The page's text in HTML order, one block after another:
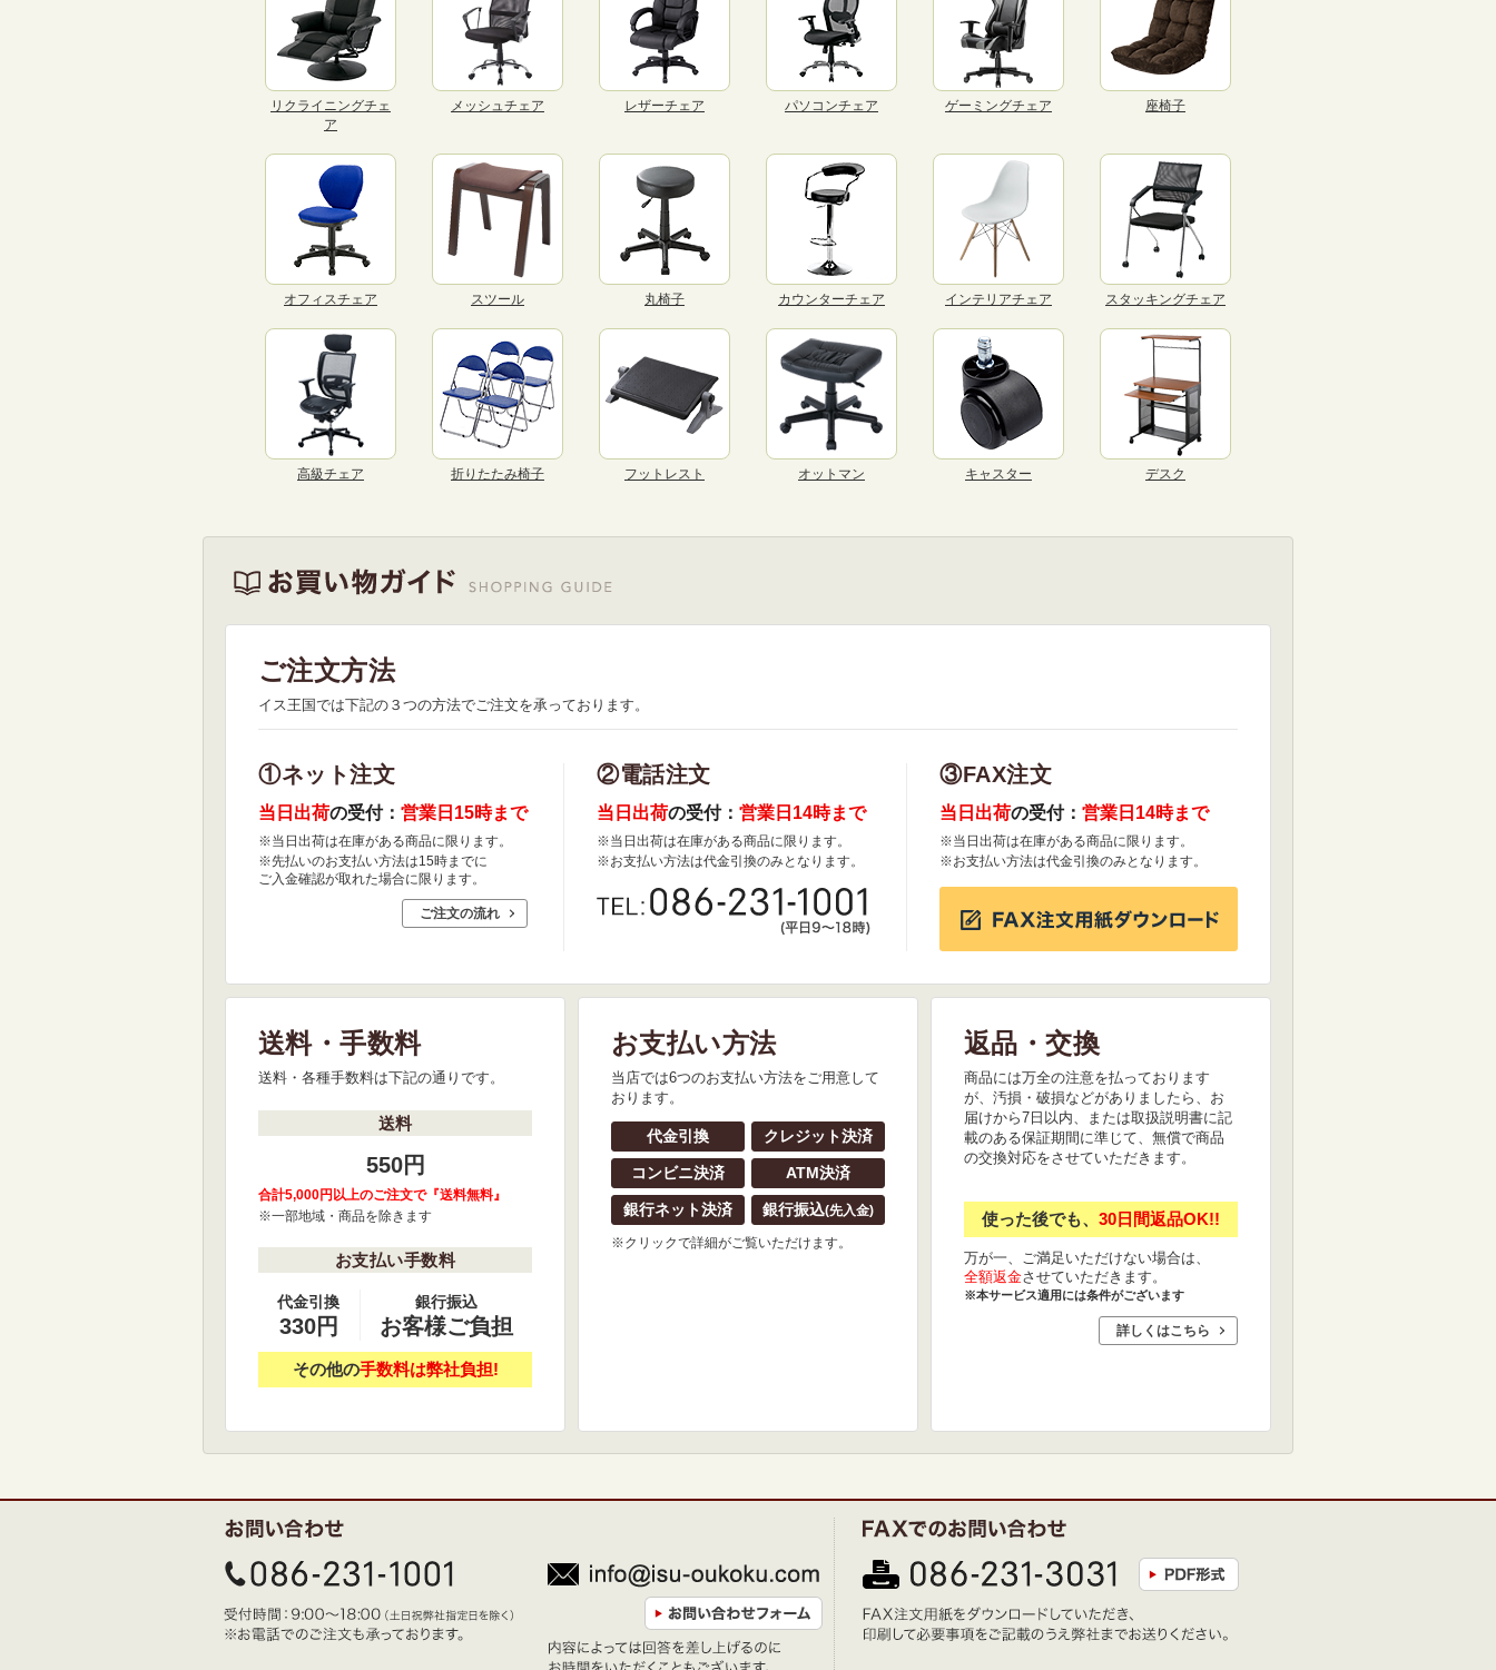
リクライニングチェ
ア
メッシュチェア レザーチェア パソコンチェア ゲーミングチェア 座椅子
オフィスチェア スツール 丸椅子 カウンターチェア インテリアチェア スタッキングチェア
高級チェア 折りたたみ椅子 フットレスト オットマン キャスター デスク
ご注文方法
イス王国では下記の３つの方法でご注文を承っております。
①ネット注文
当日出荷の受付： 営業日15時まで
※当日出荷は在庫がある商品に限ります。
※先払いのお支払い方法は15時までに
ご入金確認が取れた場合に限ります。
ご注文の流れ
②電話注文
当日出荷の受付： 営業日14時まで
※当日出荷は在庫がある商品に限ります。
※お支払い方法は代金引換のみとなります。
③FAX注文
当日出荷の受付： 営業日14時まで
※当日出荷は在庫がある商品に限ります。
※お支払い方法は代金引換のみとなります。
送料・手数料
送料・各種手数料は下記の通りです。
送料
550円
合計5,000円以上のご注文で『送料無料』
※一部地域・商品を除きます
お支払い手数料
代金引換
330円
銀行振込
お客様ご負担
その他の手数料は弊社負担!
お支払い方法
当店では6つのお支払い方法をご用意して
おります。
代金引換 クレジット決済
コンビニ決済 ATM決済
銀行ネット決済 銀行振込(先入金)
※クリックで詳細がご覧いただけます。
返品・交換
商品には万全の注意を払っております
が、汚損・破損などがありましたら、お
届けから7日以内、または取扱説明書に記
載のある保証期間に準じて、無償で商品
の交換対応をさせていただきます。
使った後でも、 30日間返品OK!!
万が一、ご満足いただけない場合は、
全額返金させていただきます。
※本サービス適用には条件がございます
詳しくはこちら